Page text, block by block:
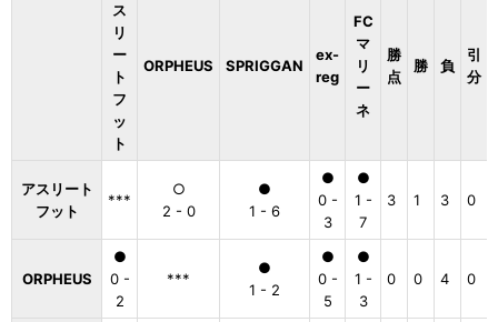
ス
リ
ー
ト
フ
ッ
ト
ORPHEUS SPRIGGAN
ex-
reg
FC
マ
リ
ー
ネ
勝
点
勝 負
引
分
アスリート
フット
***
○
2 - 0
●
1 - 6
●
0 -
3
●
1 -
7
3 1 3 0
ORPHEUS
●
0 -
2
***
●
1 - 2
●
0 -
5
●
1 -
3
0 0 4 0